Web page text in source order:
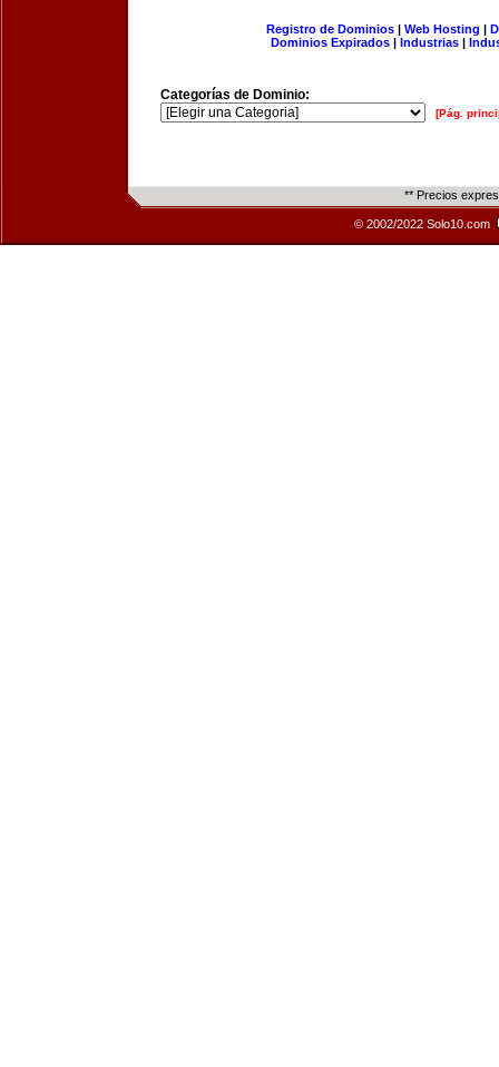
Registro de Dominios| Web Hosting |
Dominios Expirados | Industrias |
Categorías de Dominio:
[Pág.
** Precios
© 2002/2022 Solo10.com